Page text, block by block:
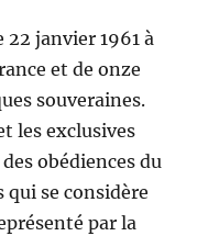
22 janvier 1961 à
et de onze
souveraines.
les exclusives
obédiences du
se considère
par la